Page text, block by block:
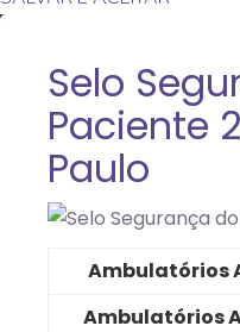
Selo
Paciente
Paulo
Ambulatórios
Ambulatórios